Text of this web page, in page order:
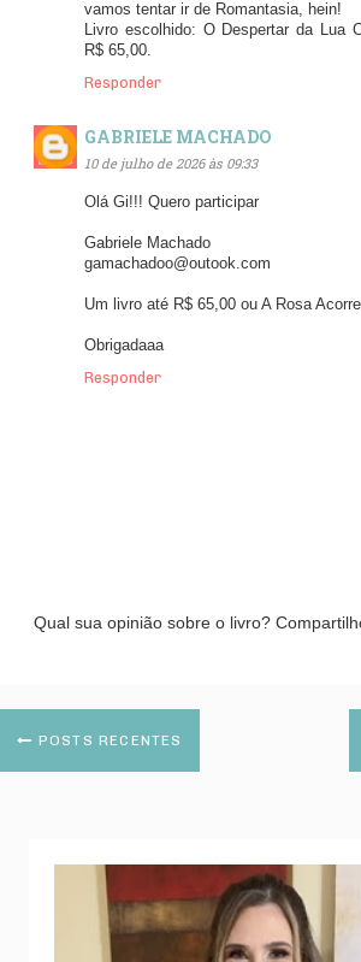
vamos tentar ir de Romantasia, hein!
Livro escolhido: O Despertar da Lua
R$ 65,00.
Responder
GABRIELE MACHADO
10 de julho de 2026 às 09:33
Olá Gi!!! Quero participar
Gabriele Machado
gamachadoo@outook.com
Um livro até R$ 65,00 ou A Rosa
Obrigadaaa
Responder
Qual sua opinião sobre o livro?
POSTS RECENTES